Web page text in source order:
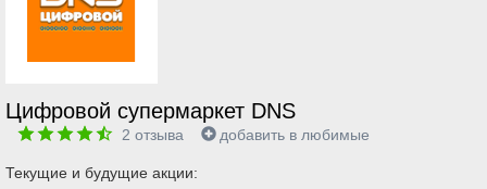
Цифровой супермаркет DNS
2 отзыва добавить в любимые
Текущие и будущие акции: